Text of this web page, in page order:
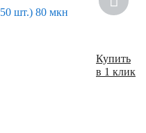
шт.) 80 мкн
Купить
в 1 клик